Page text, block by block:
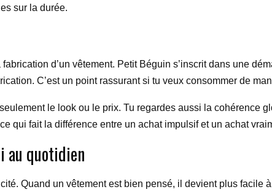
sur la durée.
d’un vêtement. Petit Béguin s’inscrit dans une
C’est un point rassurant si tu veux consommer de
le look ou le prix. Tu regardes aussi la cohérence
qui fait la différence entre un achat impulsif et un achat
au quotidien
Quand un vêtement est bien pensé, il devient plus facile